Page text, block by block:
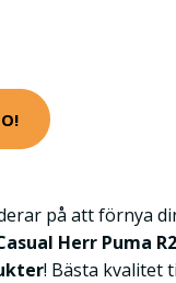
på att förnya
Herr Puma
! Bästa kvalitet